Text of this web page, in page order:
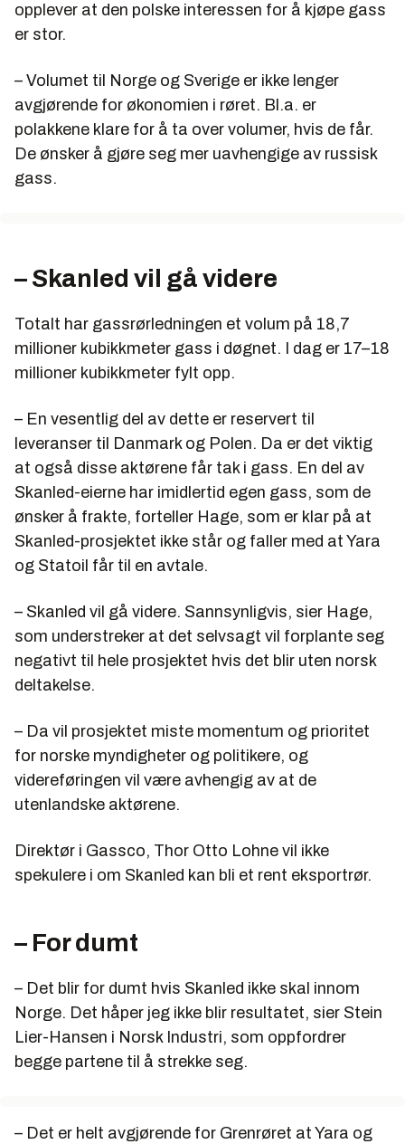
opplever at den polske interessen for å kjøpe gass
er stor.
– Volumet til Norge og Sverige er ikke lenger
avgjørende for økonomien i røret. Bl.a. er
polakkene klare for å ta over volumer, hvis de får.
De ønsker å gjøre seg mer uavhengige av russisk
gass.
– Skanled vil gå videre
Totalt har gassrørledningen et volum på 18,7
millioner kubikkmeter gass i døgnet. I dag er 17–18
millioner kubikkmeter fylt opp.
– En vesentlig del av dette er reservert til
leveranser til Danmark og Polen. Da er det viktig
at også disse aktørene får tak i gass. En del av
Skanled-eierne har imidlertid egen gass, som de
ønsker å frakte, forteller Hage, som er klar på at
Skanled-prosjektet ikke står og faller med at Yara
og Statoil får til en avtale.
– Skanled vil gå videre. Sannsynligvis, sier Hage,
som understreker at det selvsagt vil forplante seg
negativt til hele prosjektet hvis det blir uten norsk
deltakelse.
– Da vil prosjektet miste momentum og prioritet
for norske myndigheter og politikere, og
videreføringen vil være avhengig av at de
utenlandske aktørene.
Direktør i Gassco, Thor Otto Lohne vil ikke
spekulere i om Skanled kan bli et rent eksportrør.
– For dumt
– Det blir for dumt hvis Skanled ikke skal innom
Norge. Det håper jeg ikke blir resultatet, sier Stein
Lier-Hansen i Norsk Industri, som oppfordrer
begge partene til å strekke seg.
– Det er helt avgjørende for Grenrøret at Yara og